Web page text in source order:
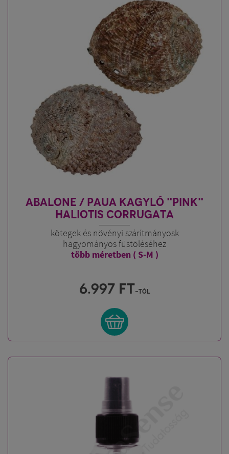
ABALONE / PAUA KAGYLÓ "PINK"
HALIOTIS CORRUGATA
kötegek és növényi szárítmányosk
hagyományos füstöléséhez
több méretben ( S-M )
6.997 FT-tól